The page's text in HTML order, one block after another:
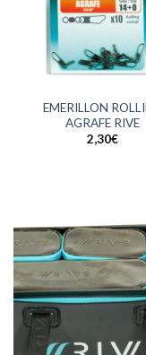
EMERILLON
AGRAFE RIVE
2,30€